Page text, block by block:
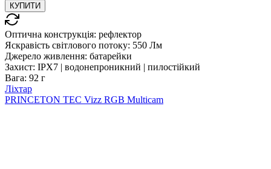
КУПИТИ
Оптична конструкція: рефлектор
Яскравість світлового потоку: 550 Лм
Джерело живлення: батарейки
Захист: IPX7 | водонепроникний | пилостійкий
Вага: 92 г
Ліхтар
PRINCETON TEC Vizz RGB Multicam